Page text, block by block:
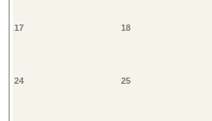
17 18
24 25